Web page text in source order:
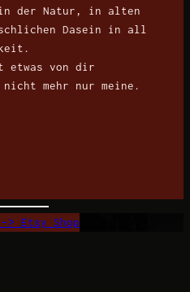
der Natur, in alten
Dasein in all
etwas von dir
mehr nur meine.
Etsy Shop